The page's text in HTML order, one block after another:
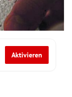
Aktivieren